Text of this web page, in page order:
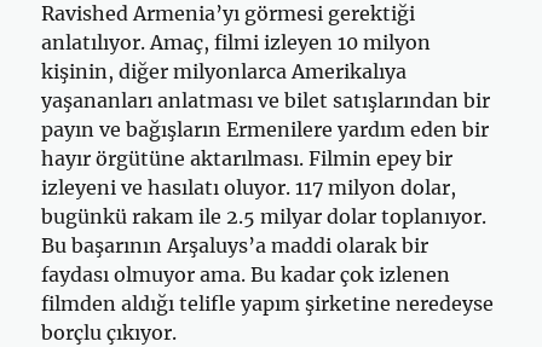
Ravished Armenia’yı görmesi gerektiği
anlatılıyor. Amaç, filmi izleyen 10 milyon
kişinin, diğer milyonlarca Amerikalıya
yaşananları anlatması ve bilet satışlarından bir
payın ve bağışların Ermenilere yardım eden bir
hayır örgütüne aktarılması. Filmin epey bir
izleyeni ve hasılatı oluyor. 117 milyon dolar,
bugünkü rakam ile 2.5 milyar dolar toplanıyor.
Bu başarının Arşaluys’a maddi olarak bir
faydası olmuyor ama. Bu kadar çok izlenen
filmden aldığı telifle yapım şirketine neredeyse
borçlu çıkıyor.